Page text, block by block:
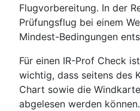
Flugvorbereitung. In der
Prüfungsflug bei einem
Mindest-Bedingungen
Für einen IR-Prof Check
wichtig, dass seitens des
Chart sowie die
abgelesen werden